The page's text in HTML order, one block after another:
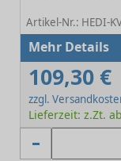
Artikel-Nr.: HEDI-
Mehr Details
109,30 €
zzgl.
Lieferzeit: z.Zt.